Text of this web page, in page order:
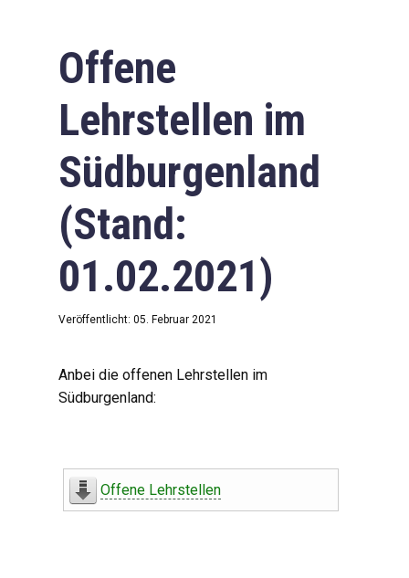
Offene
Lehrstellen im
Südburgenland
(Stand:
01.02.2021)
Veröffentlicht: 05. Februar 2021
Anbei die offenen Lehrstellen im
Südburgenland:
Offene Lehrstellen